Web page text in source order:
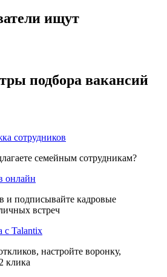
ищут
подбора вакансий
сотрудников
семейным сотрудникам?
онлайн
и подписывайте кадровые
встреч
с Talantix
настройте воронку,
клика